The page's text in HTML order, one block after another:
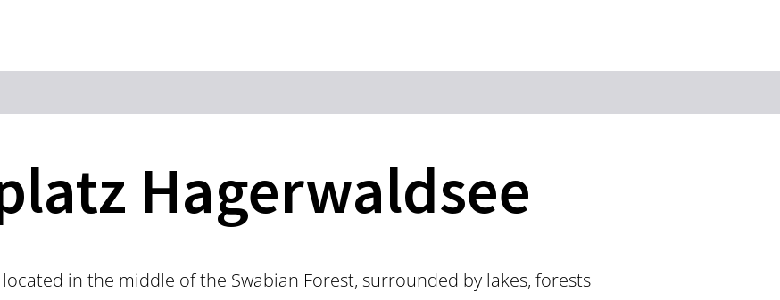
Keyword
Hagerwaldsee
in the middle of the Swabian Forest, surrounded by lakes, forests